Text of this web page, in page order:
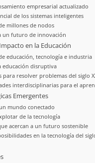
empresarial actualizado
de los sistemas inteligentes
millones de nodos
un futuro de innovación
en la Educación
educación, tecnología e industria
educación disruptiva
resolver problemas del siglo
interdisciplinarias para el
Emergentes
mundo conectado
de la tecnología
acercan a un futuro sostenible
en la tecnología del